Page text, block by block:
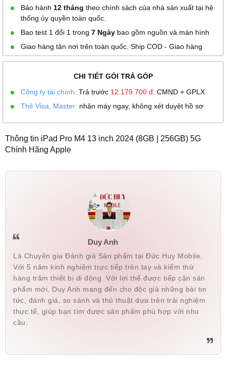
Bảo hành 12 tháng theo chính sách của nhà sản xuất tại hệ
thống ủy quyền toàn quốc.
Bao test 1 đổi 1 trong 7 Ngày bao gồm nguồn và màn hình
Giao hàng tận nơi trên toàn quốc. Ship COD - Giao hàng
CHI TIẾT GÓI TRẢ GÓP
Công ty tài chính: Trả trước 12.179.700 đ . CMND + GPLX
Thẻ Visa, Master: nhận máy ngay, không xét duyệt hồ sơ
Thông tin iPad Pro M4 13 inch 2024 (8GB | 256GB) 5G
Chính Hãng Apple
Duy Anh
Là Chuyên gia Đánh giá Sản phẩm tại Đức Huy Mobile.
Với 5 năm kinh nghiệm trực tiếp trên tay và kiểm thử
hàng trăm thiết bị di động. Với lợi thế được tiếp cận sản
phẩm mới, Duy Anh mang đến cho độc giả những bài tin
tức, đánh giá, so sánh và thủ thuật dựa trên trải nghiệm
thực tế, giúp bạn tìm được sản phẩm phù hợp với nhu
cầu.